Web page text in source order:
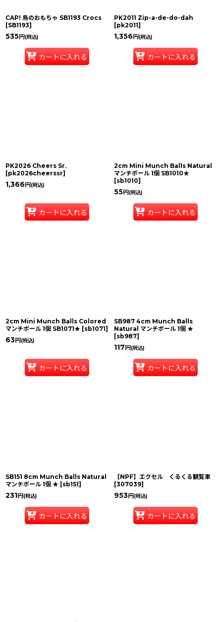
CAP! 鳥のおもちゃ SB1193 Crocs
[SB1193]
535円 (税込)
カートに入れる
PK2011 Zip-a-de-do-dah
[pk2011]
1,356 円 (税込)
カートに入れる
PK2026 Cheers Sr.
[pk2026cheerssr]
1,366 円 (税込)
カートに入れる
2cm Mini Munch Balls Natural
マンチボール 1個 SB1010★
[sb1010]
55円 (税込)
カートに入れる
2cm Mini Munch Balls Colored
マンチボール 1個 SB1071★ [sb1071]
63円 (税込)
カートに入れる
SB987 4cm Munch Balls
Natural マンチボール 1個 ★
[sb987]
117 円 (税込)
カートに入れる
SB151 8cm Munch Balls Natural
マンチボール 1個 ★ [sb151]
231円 (税込)
カートに入れる
【NPF】エクセル くるくる観覧車
[307039]
953円 (税込)
カートに入れる